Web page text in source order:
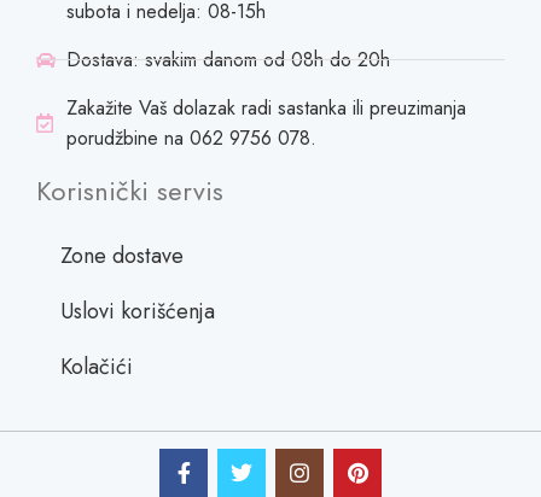
subota i nedelja: 08-15h
Dostava: svakim danom od 08h do 20h
Zakažite Vaš dolazak radi sastanka ili preuzimanja
porudžbine na 062 9756 078.
Korisnički servis
Zone dostave
Uslovi korišćenja
Kolačići